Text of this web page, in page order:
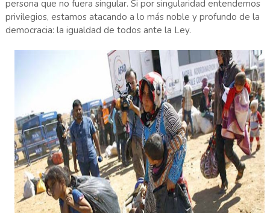
persona que no fuera singular. Si por singularidad entendemos
privilegios, estamos atacando a lo más noble y profundo de la
democracia: la igualdad de todos ante la Ley.